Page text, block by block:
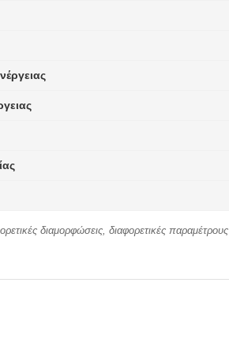
διαμορφώσεις, διαφορετικές παραμέτρους